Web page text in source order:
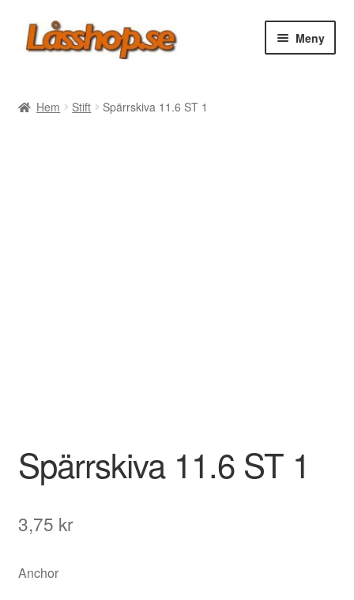
Hoppa
till
Hoppa
till
Meny
Hem Stift Spärrskiva 11.6 ST 1
Spärrskiva 11.6 ST 1
3,75 kr
Anchor